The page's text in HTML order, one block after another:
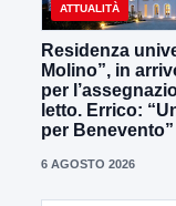
ATTUALITÀ
Residenza
Molino”, in
per
letto. Errico:
per Benevento”
6 AGOSTO 2026